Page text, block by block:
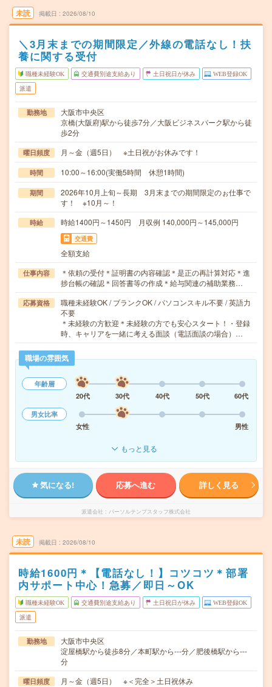
未読 掲載日 2026/08/10
＼3月末までの期間限定／外線の電話なし！扶
養に関する受付
職種未経験OK 交通費別途支給あり 土日祝日が休み WEB登録OK
派遣
勤務地
大阪市中央区
京橋(大阪府)駅から徒歩7分／大阪ビジネスパーク駅から徒
歩2分
曜日頻度 月～金（週5日） ※土日祝がお休みです！
時間 10:00～16:00(実働5時間 休憩1時間)
期間
2026年10月上旬～長期 3月末までの期間限定のぉ仕事で
す！ ※10月～！
時給 時給1400円～1450円 月収例 140,000円～145,000円
交通費
全額支給
仕事内容
＊依頼の受付＊証明書の内容確認＊是正の再計算対応＊進
捗台帳の確認＊回答書等の作成＊給与関連の補助業務…
応募資格
職種未経験OK / ブランクOK / パソコンスキル不要 / 英語力
不要
＊未経験の方歓迎＊未経験の方でも安心スタート！・登録
時、キャリアを一緒に考える面談（電話面談の場合）…
職場の雰囲気
年齢層
20代
30代 40代 50代
60代
男女比率
女性
男性
もっと見る
気になる! 応募へ進む 詳しく見る
派遣会社 パーソルテンプスタッフ株式会社
未読 掲載日 2026/08/10
時給1600円＊【電話なし！】コツコツ＊部署
内サポート中心！急募／即日～OK
職種未経験OK 交通費別途支給あり 土日祝日が休み WEB登録OK
派遣
勤務地
大阪市中央区
淀屋橋駅から徒歩8分／本町駅から---分／肥後橋駅から---
分
曜日頻度 月～金（週5日） ※＜完全＞土日祝休み